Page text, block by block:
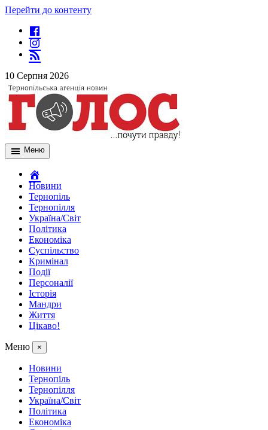
Перейти до контенту
10 Серпня 2026
Меню
Новини
Тернопіль
Тернопілля
Україна/Світ
Політика
Економіка
Суспільство
Кримінал
Події
Персоналії
Історія
Мандри
Життя
Цікаво!
Меню ×
Новини
Тернопіль
Тернопілля
Україна/Світ
Політика
Економіка